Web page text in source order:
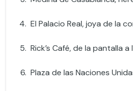
El Palacio Real, joya de la
Rick’s Café, de la pantalla
Plaza de las Naciones